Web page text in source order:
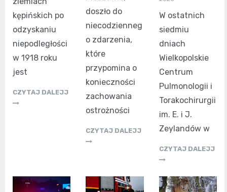
kępińskich po
odzyskaniu
niepodległości
w 1918 roku
jest
CZYTAJ DALEJJ
doszło do
niecodzienneg
o zdarzenia,
które
przypomina o
konieczności
zachowania
ostrożności
CZYTAJ DALEJJ
W ostatnich
siedmiu
dniach
Wielkopolskie
Centrum
Pulmonologii i
Torakochirurgii
im. E. i J.
Zeylandów w
CZYTAJ DALEJJ